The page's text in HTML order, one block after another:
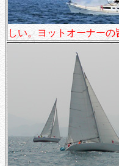
しい。ヨットオーナー